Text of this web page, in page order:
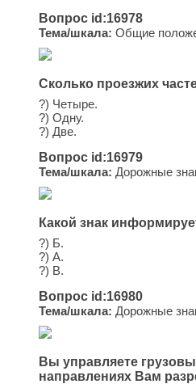
Вопрос id:16978
Тема/шкала: Общие
Сколько проезжих
?) Четыре.
?) Одну.
?) Две.
Вопрос id:16979
Тема/шкала: Дорожные
Какой знак
?) Б.
?) А.
?) В.
Вопрос id:16980
Тема/шкала: Дорожные
Вы управляете
направлениях Вам